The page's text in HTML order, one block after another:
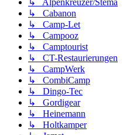
↳ Alpenkreuzer/Stema
↳ Cabanon
↳ Camp-Let
↳ Campooz
↳ Camptourist
↳ CT-Restaurierungen
↳ CampWerk
↳ CombiCamp
↳ Dingo-Tec
↳ Gordigear
↳ Heinemann
↳ Holtkamper